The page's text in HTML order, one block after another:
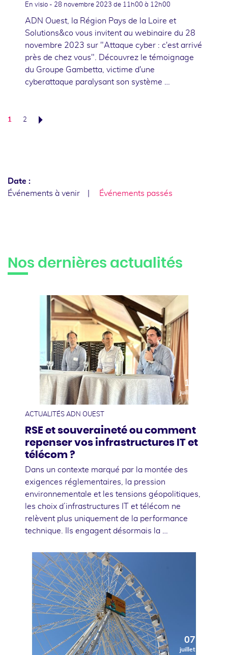
En visio - 28 novembre 2023 de 11h00 à 12h00
ADN Ouest, la Région Pays de la Loire et
Solutions&co vous invitent au webinaire du 28
novembre 2023 sur "Attaque cyber : c'est arrivé
près de chez vous". Découvrez le témoignage
du Groupe Gambetta, victime d'une
cyberattaque paralysant son système …
1 2
Date :
Événements à venir
Événements passés
Nos dernières actualités
10
juillet
ACTUALITÉS ADN OUEST
RSE et souveraineté ou comment
repenser vos infrastructures IT et
télécom ?
Dans un contexte marqué par la montée des
exigences réglementaires, la pression
environnementale et les tensions géopolitiques,
les choix d’infrastructures IT et télécom ne
relèvent plus uniquement de la performance
technique. Ils engagent désormais la …
07
juillet